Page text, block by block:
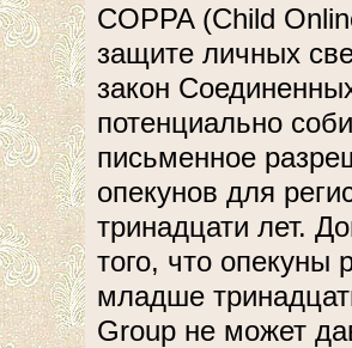
COPPA (Child
защите личных
закон
потенциально
письменное
опекунов для
тринадцати лет.
того, что опекуны
младше
Group не может